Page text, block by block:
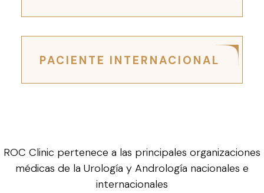
PACIENTE INTERNACIONAL
ROC Clinic pertenece a las principales organizaciones
médicas de la Urología y Andrología nacionales e
internacionales